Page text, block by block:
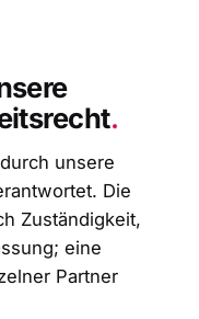
unsere
Die
Zuständigkeit,
eine
Partner